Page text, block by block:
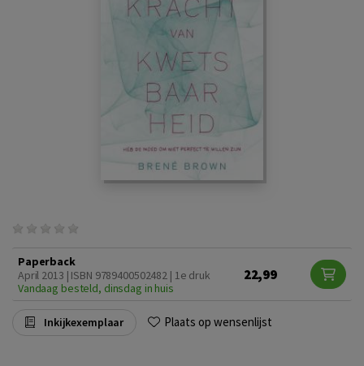
Paperback
April 2013 | ISBN 9789400502482 | 1e druk
Vandaag besteld, dinsdag in huis
22,99
Inkijkexemplaar Plaats op wensenlijst